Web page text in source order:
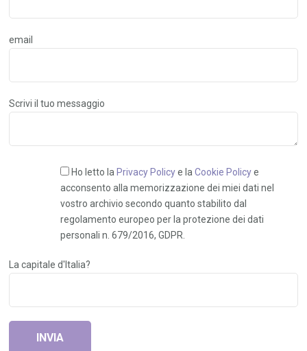
email
Scrivi il tuo messaggio
Ho letto la Privacy Policye laCookie Policye
acconsento alla memorizzazione dei miei dati nel
vostro archivio secondo quanto stabilito dal
regolamento europeo per la protezione dei dati
personali n. 679/2016, GDPR.
La capitale d'Italia?